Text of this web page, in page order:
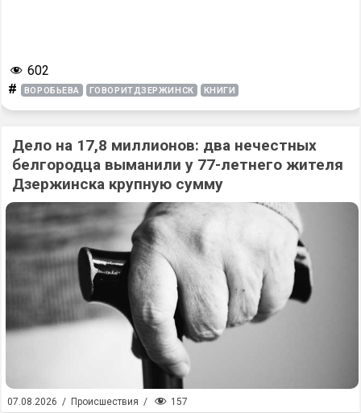
602
# ВОРОБЬЕВА ГОВОРИТДЗЕРЖИНСК КНИГИ
Дело на 17,8 миллионов: два нечестных
белгородца выманили у 77-летнего жителя
Дзержинска крупную сумму
07.08.2026 / Происшествия / 157